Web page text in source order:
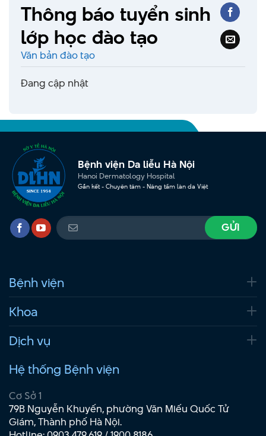
Thông báo tuyển sinh
lớp học đào tạo
Văn bản đào tạo
Đang cập nhật
Bệnh viện Da liễu Hà Nội
Hanoi Dermatology Hospital
Gắn kết - Chuyên tâm - Nâng tầm làn da Việt
Bệnh viện
Khoa
Dịch vụ
Hệ thống Bệnh viện
Cơ Sở 1
79B Nguyễn Khuyến, phường Văn Miếu Quốc Tử
Giám, Thành phố Hà Nội.